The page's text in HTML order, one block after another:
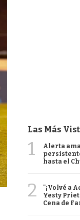
Las Más
1
Alerta
hasta el
2
"¡Volvé a
Yesty
Cena de